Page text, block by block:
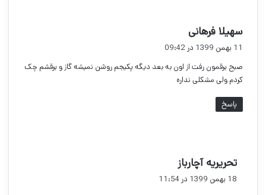
سهیلا فرهانی
ف
:
11 بهمن 1399 در 09:42
صبح برقمون رفت از اون به بعد دیگه پکیجم روشن نمیشه گاز و برقشم چک
کردم ولی مشکلی نداره
پاسخ
تحریریه آچارباز
ف
18 بهمن 1399 در 11:54